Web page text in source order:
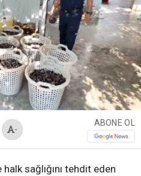
-
ABONE OL
sağlığını tehdit eden